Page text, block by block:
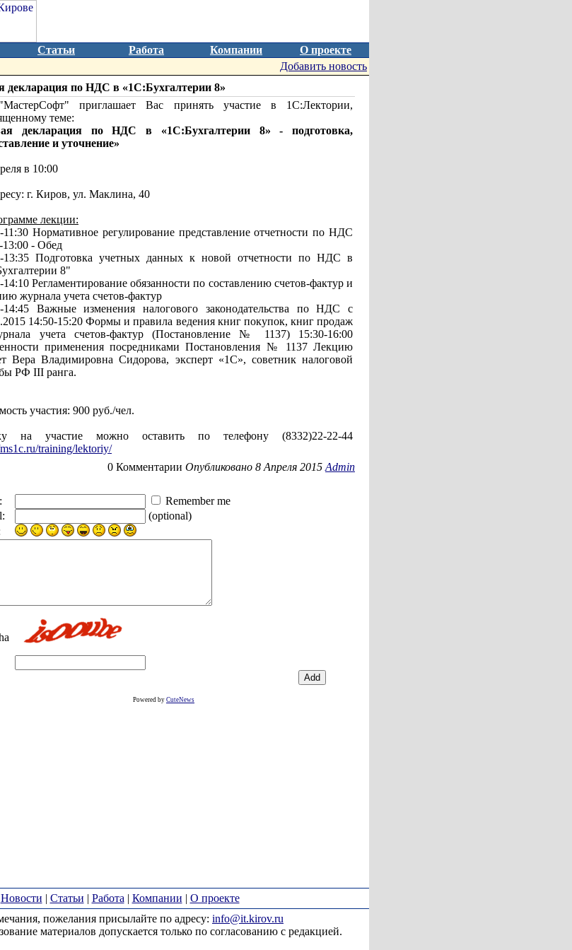
Статьи Работа Компании
О проекте
Добавить новость
декларация по НДС в «1С:Бухгалтерии 8»
приглашает Вас принять участие в 1С:Лектории,
теме:
декларация по НДС в «1С:Бухгалтерии 8» - подготовка,
и уточнение»
в 10:00
г. Киров, ул. Маклина, 40
лекции:
11:30 Нормативное регулирование представление отчетности по НДС
13:00 - Обед
13:35 Подготовка учетных данных к новой отчетности по НДС в
8"
14:10 Регламентирование обязанности по составлению счетов-фактур и
журнала учета счетов-фактур
14:45 Важные изменения налогового законодательства по НДС с
14:50-15:20 Формы и правила ведения книг покупок, книг продаж
учета счетов-фактур (Постановление № 1137) 15:30-16:00
применения посредниками Постановления № 1137 Лекцию
Вера Владимировна Сидорова, эксперт «1С», советник налоговой
РФ III ранга.
участия: 900 руб./чел.
на участие можно оставить по телефону (8332)22-22-44
training/lektoriy/
0 Комментарии Опубликовано 8 Апреля 2015 Admin
Remember me
(optional)
Powered by CuteNews
Новости | Статьи | Работа | Компании | О проекте
пожелания присылайте по адресу: info@it.kirov.ru
материалов допускается только по согласованию с редакцией.